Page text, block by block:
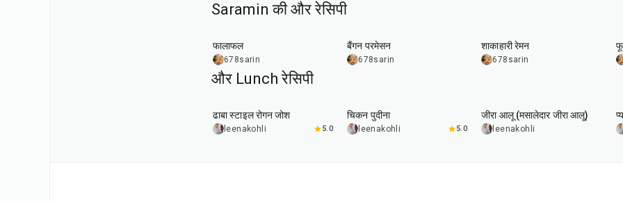
Saramin की और रेसिपी
फालाफल
678sarin
बैंगन परमेसन
678sarin
शाकाहारी रेमन
678sarin
और Lunch रेसिपी
ढाबा स्टाइल रोगन जोश
leenakohli 5.0
चिकन पुदीना
leenakohli 5.0
जीरा आलू (मसालेदार जीरा आलू)
leenakohli